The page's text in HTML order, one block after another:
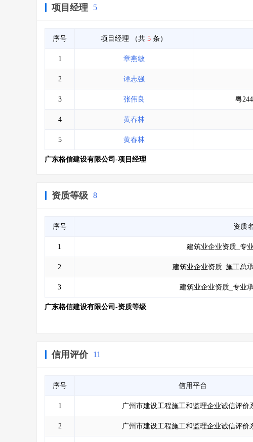
项目经理 5
序号 项目经理 （共 5 条）
1 章燕敏
2 谭志强
3 张伟良 粤
4 黄春林
5 黄春林
广东格信建设有限公司-项目经理
资质等级 8
序号 资质
1 建筑业企业资质_专
2 建筑业企业资质_施工总
3 建筑业企业资质_专业
广东格信建设有限公司-资质等级
信用评价 11
序号 信用平台
1 广州市建设工程施工和监理企业诚信评价
2 广州市建设工程施工和监理企业诚信评价